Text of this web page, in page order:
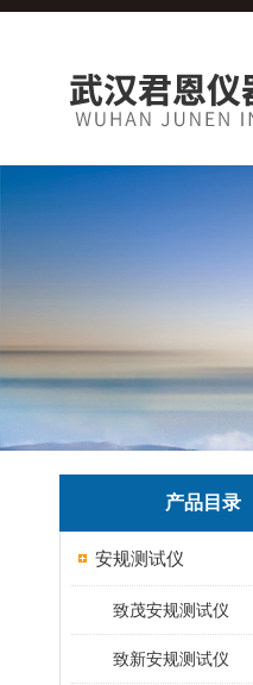
产品目录
安规测试仪
致茂安规测试仪
致新安规测试仪